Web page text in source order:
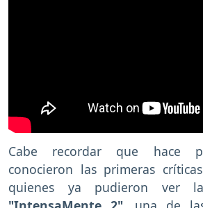
Cabe recordar que hace
conocieron las primeras
quienes ya pudieron ver